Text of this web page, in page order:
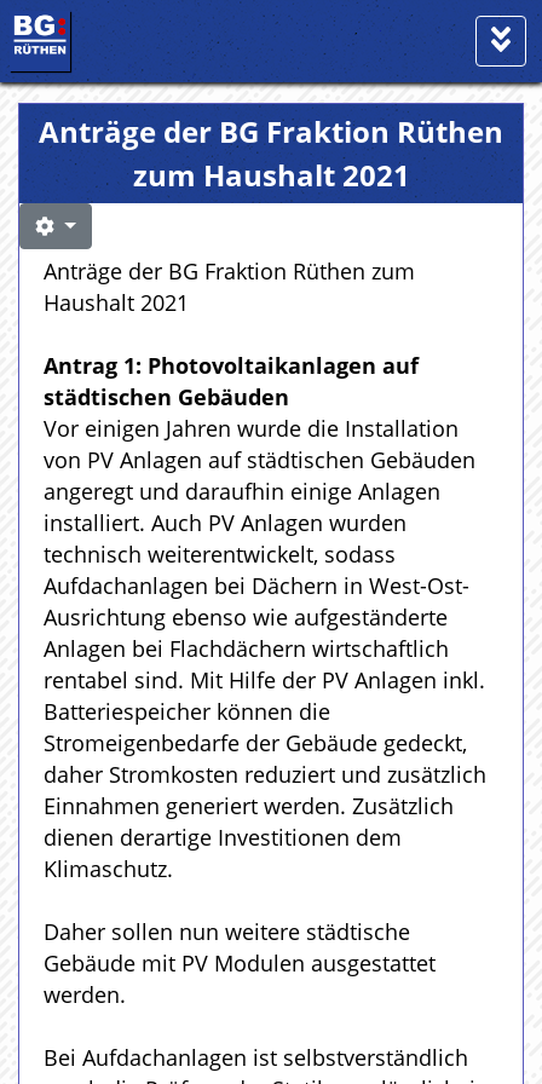
Anträge der BG Fraktion Rüthen
zum Haushalt 2021
Anträge der BG Fraktion Rüthen zum
Haushalt 2021
Antrag 1: Photovoltaikanlagen auf
städtischen Gebäuden
Vor einigen Jahren wurde die Installation
von PV Anlagen auf städtischen Gebäuden
angeregt und daraufhin einige Anlagen
installiert. Auch PV Anlagen wurden
technisch weiterentwickelt, sodass
Aufdachanlagen bei Dächern in West-Ost-
Ausrichtung ebenso wie aufgeständerte
Anlagen bei Flachdächern wirtschaftlich
rentabel sind. Mit Hilfe der PV Anlagen inkl.
Batteriespeicher können die
Stromeigenbedarfe der Gebäude gedeckt,
daher Stromkosten reduziert und zusätzlich
Einnahmen generiert werden. Zusätzlich
dienen derartige Investitionen dem
Klimaschutz.
Daher sollen nun weitere städtische
Gebäude mit PV Modulen ausgestattet
werden.
Bei Aufdachanlagen ist selbstverständlich